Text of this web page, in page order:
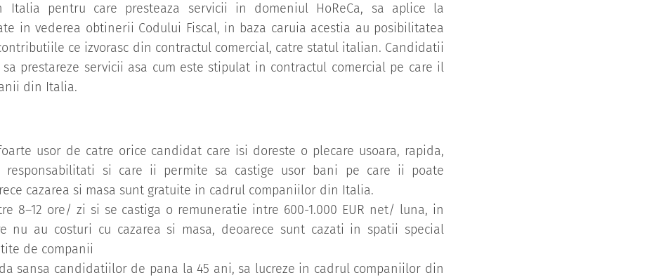
Italia pentru care presteaza servicii in domeniul HoReCa, sa aplice la
in vederea obtinerii Codului Fiscal, in baza caruia acestia au posibilitatea
ce izvorasc din contractul comercial, catre statul italian. Candidatii
prestareze servicii asa cum este stipulat in contractul comercial pe care il
din Italia.
usor de catre orice candidat care isi doreste o plecare usoara, rapida,
responsabilitati si care ii permite sa castige usor bani pe care ii poate
cazarea si masa sunt gratuite in cadrul companiilor din Italia.
8–12 ore/ zi si se castiga o remuneratie intre 600-1.000 EUR net/ luna, in
nu au costuri cu cazarea si masa, deoarece sunt cazati in spatii special
de companii
sansa candidatiilor de pana la 45 ani, sa lucreze in cadrul companiilor din